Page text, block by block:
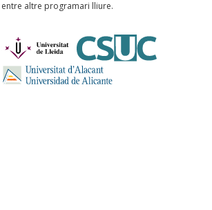
entre altre programari lliure.